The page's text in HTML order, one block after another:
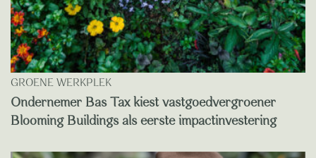
GROENE WERKPLEK
Ondernemer Bas Tax kiest vastgoedvergroener
Blooming Buildings als eerste impactinvestering